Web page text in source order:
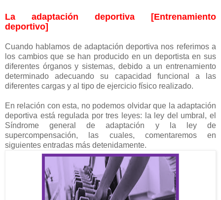
La adaptación deportiva [Entrenamiento
deportivo]
Cuando hablamos de adaptación deportiva nos referimos a
los cambios que se han producido en un deportista en sus
diferentes órganos y sistemas, debido a un entrenamiento
determinado adecuando su capacidad funcional a las
diferentes cargas y al tipo de ejercicio físico realizado.
En relación con esta, no podemos olvidar que la adaptación
deportiva está regulada por tres leyes: la ley del umbral, el
Síndrome general de adaptación y la ley de
supercompensación, las cuales, comentaremos en
siguientes entradas más detenidamente.